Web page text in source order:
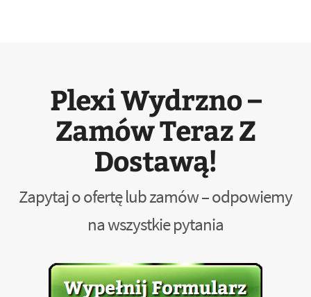
Plexi Wydrzno –
Zamów Teraz Z
Dostawą!
Zapytaj o ofertę lub zamów – odpowiemy
na wszystkie pytania